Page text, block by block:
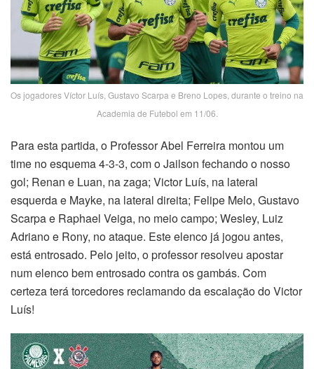
Os jogadores Víctor Luís, Gustavo Scarpa e Breno Lopes, durante o treino na
Academia de Futebol em 11/06.
Para esta partida, o Professor Abel Ferreira montou um
time no esquema 4-3-3, com o Jailson fechando o nosso
gol; Renan e Luan, na zaga; Victor Luís, na lateral
esquerda e Mayke, na lateral direita; Felipe Melo, Gustavo
Scarpa e Raphael Veiga, no meio campo; Wesley, Luiz
Adriano e Rony, no ataque. Este elenco já jogou antes,
está entrosado. Pelo jeito, o professor resolveu apostar
num elenco bem entrosado contra os gambás. Com
certeza terá torcedores reclamando da escalação do Victor
Luís!